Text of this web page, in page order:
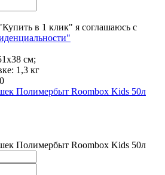
в 1 клик" я соглашаюсь с
см;
1,3 кг
Полимербыт Roombox Kids 50л
Полимербыт Roombox Kids 50л